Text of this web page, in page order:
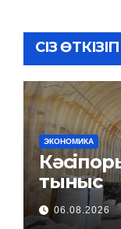
СІЗ
ЭКОНОМИКА
тыныс
06.08.2026